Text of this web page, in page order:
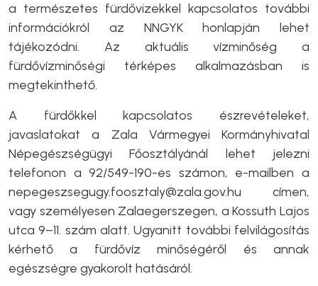
a természetes fürdővizekkel kapcsolatos további
információkról az NNGYK honlapján lehet
tájékozódni. Az aktuális vízminőség a
fürdővízminőségi térképes alkalmazásban is
megtekinthető.
A fürdőkkel kapcsolatos észrevételeket,
javaslatokat a Zala Vármegyei Kormányhivatal
Népegészségügyi Főosztályánál lehet jelezni
telefonon a 92/549-190-es számon, e-mailben a
nepegeszsegugy.foosztaly@zala.gov.hu címen,
vagy személyesen Zalaegerszegen, a Kossuth Lajos
utca 9–11. szám alatt. Ugyanitt további felvilágosítás
kérhető a fürdővíz minőségéről és annak
egészségre gyakorolt hatásáról.